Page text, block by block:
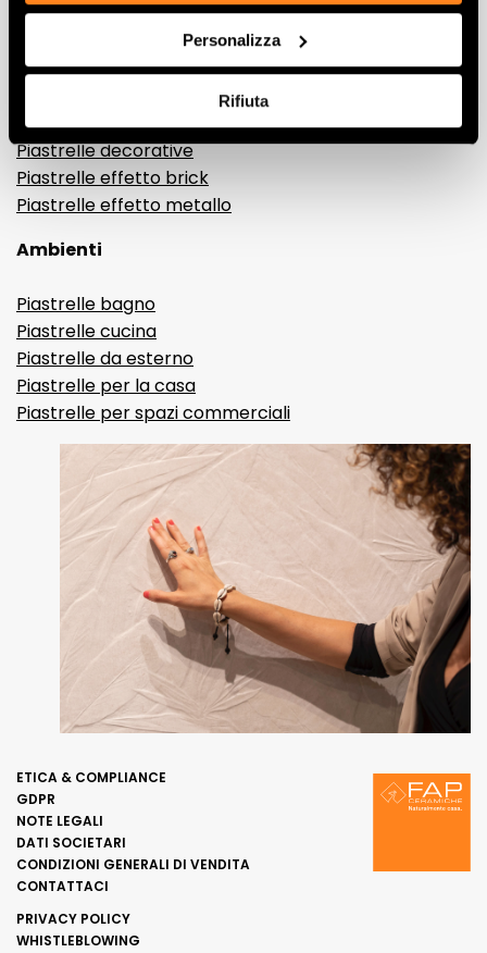
Personalizza
Rifiuta
Gres porcellanato effetto marmo
Gres porcellanato effetto legno
Gres porcellanato effetto pietra
Gres porcellanato effetto resina e cemento
Piastrelle 3D
Piastrelle decorative
Piastrelle effetto brick
Piastrelle effetto metallo
Ambienti
Piastrelle bagno
Piastrelle cucina
Piastrelle da esterno
Piastrelle per la casa
Piastrelle per spazi commerciali
ETICA & COMPLIANCE
GDPR
NOTE LEGALI
DATI SOCIETARI
CONDIZIONI GENERALI DI VENDITA
CONTATTACI
PRIVACY POLICY
WHISTLEBLOWING